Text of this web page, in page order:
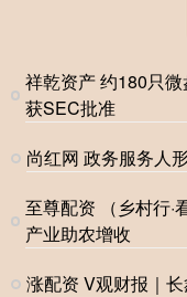
祥乾资产 约180只
获SEC批准
尚红网 政务服务人
至尊配资 （乡村行·
产业助农增收
涨配资 V观财报｜